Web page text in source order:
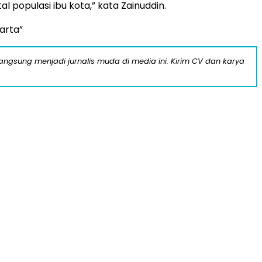
populasi ibu kota,” kata Zainuddin.
menjadi jurnalis muda di media ini. Kirim CV dan karya